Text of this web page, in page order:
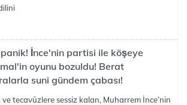
İnce'nin partisi ile köşeye
oyunu bozuldu! Berat
suni gündem çabası!
tecavüzlere sessiz kalan, Muharrem İnce’nin